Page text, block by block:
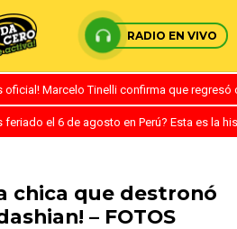
RADIO EN VIVO
oficial! Marcelo Tinelli confirma que
feriado el 6 de agosto en Perú? Esta es la
chica que destronó
– FOTOS